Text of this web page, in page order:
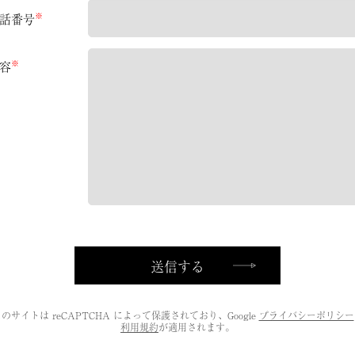
企画・制作協力 その他
番号※
※
のサイトは reCAPTCHA によって保護されており、Google プライバシーポリシー
利用規約が適用されます。